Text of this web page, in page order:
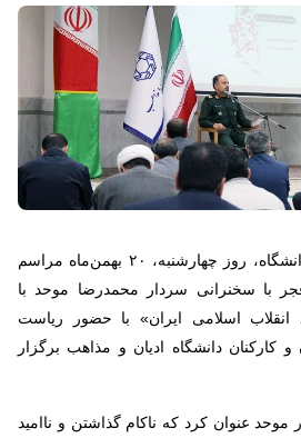
به گزارش روابط عمومی دانشگاه، روز چهارشنبه، ۲۰ بهمن‌ماه مراسم
با سخنرانی سردار محمدرضا موحد با
انقلاب اسلامی ایران» با حضور ریاست
و کارکنان دانشگاه ادیان و مذاهب برگزار
عنوان کرد که ناکام گذاشتن و ناامید